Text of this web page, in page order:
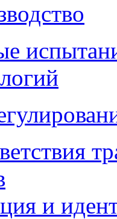
и